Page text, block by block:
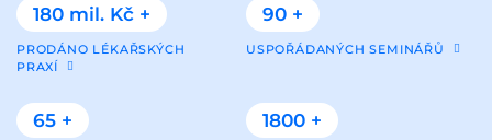
180 mil. Kč +
PRODÁNO LÉKAŘSKÝCH
PRAXÍ
90 +
USPOŘÁDANÝCH SEMINÁŘŮ
65 + 1800 +